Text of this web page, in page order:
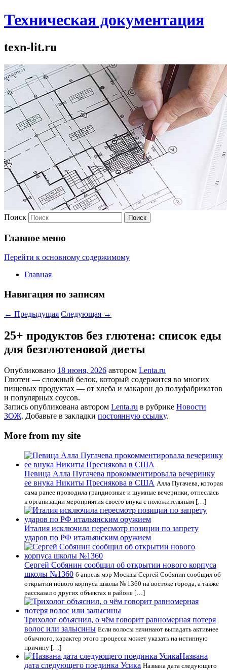
Техническая документация
texn-lit.ru
Поиск
Главное меню
Перейти к основному содержимому
Главная
Навигация по записям
← Предыдущая Следующая →
25+ продуктов без глютена: список еды
для безглютеновой диеты
Опубликовано 18 июня, 2026 автором Lenta.ru
Глютен — сложный белок, который содержится во многих
пищевых продуктах — от хлеба и макарон до полуфабрикатов
и популярных соусов.
Запись опубликована автором Lenta.ru в рубрике Новости
ЗОЖ. Добавьте в закладки постоянную ссылку.
More from my site
Певица Алла Пугачева прокомментировала вечеринку
ее внука Никиты Преснякова в США Алла Пугачева, которая
сама ранее проводила грандиозные и шумные вечеринки, отнеслась
к организации мероприятия своего внука с положительным […]
Италия исключила пересмотр позиции по запрету
ударов по РФ итальянским оружием
Сергей Собянин сообщил об открытии нового корпуса
школы №1360 6 апреля мэр Москвы Сергей Собянин сообщил об
открытии нового корпуса школы № 1360 на востоке города, а также
рассказал о других объектах в районе […]
Трихолог объяснил, о чём говорит равномерная потеря
волос или залысины Если волосы начинают выпадать активнее
обычного, характер этого процесса может указать на истинную
причину […]
Названа
дата следующего поединка Усика Названа дата следующего